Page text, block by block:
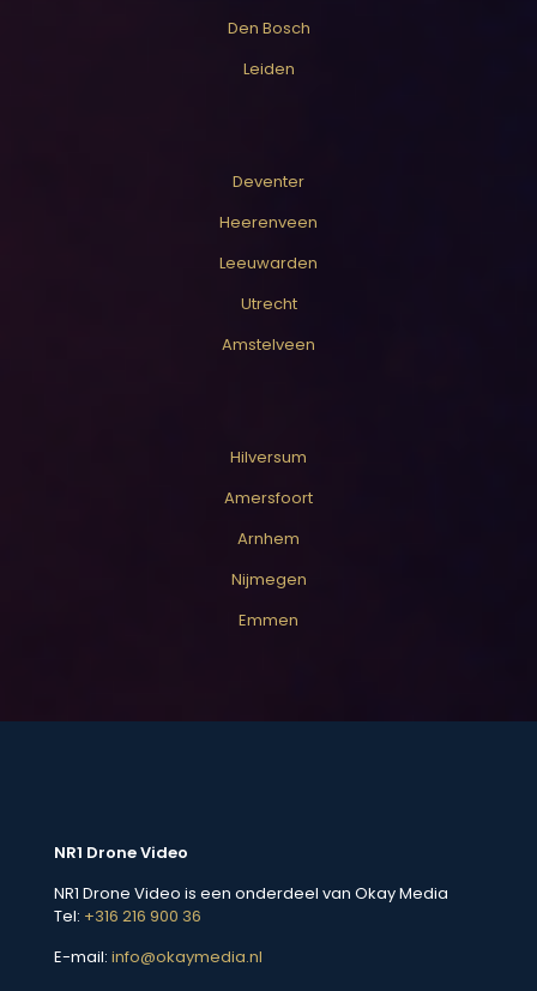
Den Bosch
Leiden
Deventer
Heerenveen
Leeuwarden
Utrecht
Amstelveen
Hilversum
Amersfoort
Arnhem
Nijmegen
Emmen
NR1 Drone Video
NR1 Drone Video is een onderdeel van Okay Media
Tel: +316 216 900 36
E-mail: info@okaymedia.nl